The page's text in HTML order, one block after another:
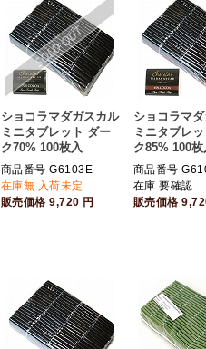
ショコラマダガスカル
ミニタブレット ダー
ク70% 100枚入
商品番号 G6103E
在庫無 入荷未定
販売価格9,720 円
ショコラマ
ミニタブレ
ク85% 100枚
商品番号
在庫 要確認
販売価格